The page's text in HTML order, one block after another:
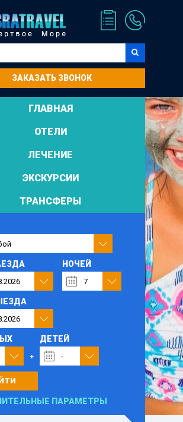
ЗАКАЗАТЬ ЗВОНОК
ГЛАВНАЯ
ОТЕЛИ
ЛЕЧЕНИЕ
ЭКСКУРСИИ
ТРАНСФЕРЫ
НОЧЕЙ
ДЕТЕЙ
ПАРАМЕТРЫ